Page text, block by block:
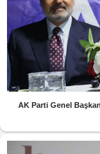
AK Parti Genel Başkan